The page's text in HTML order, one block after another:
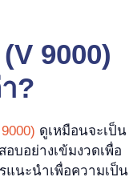
9000)
?
ดูเหมือนจะเป็น
บอย่างเข้มงวดเพื่อ
แนะนำเพื่อความเป็น